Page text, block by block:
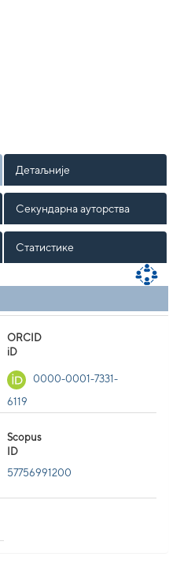
Детаљније
Секундарна ауторства
Статистике
ORCID
iD
0000-0001-7331-
6119
Scopus
ID
57756991200